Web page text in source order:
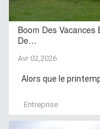
Boom Des Vacances
De…
Avr 02,2026
Alors que le
Entreprise